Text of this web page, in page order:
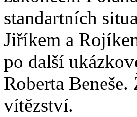
standartních
Jiříkem a
po další
Roberta
vítězství.